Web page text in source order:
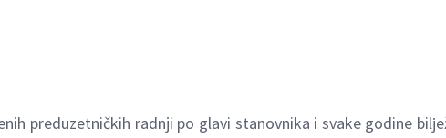
preduzetničkih radnji po glavi stanovnika i svake godine